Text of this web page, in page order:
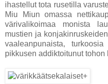
ihastellut tota rusetilla
Miu Miun omassa
värivalikoimaa monista
mustien ja
vaaleanpunaista,
pikkusen addiktoitunut tohon